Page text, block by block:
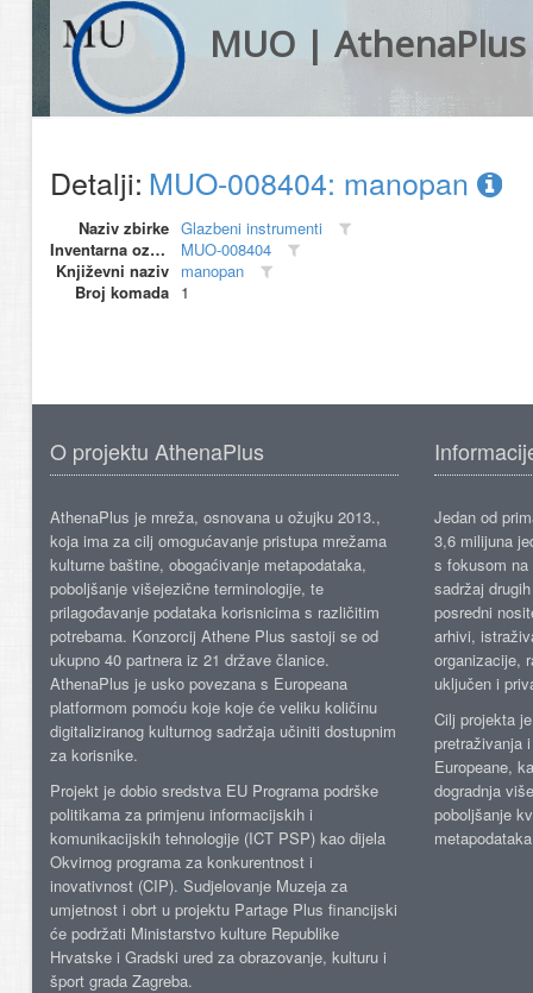
MUO | AthenaPlus
Detalji: MUO-008404: manopan
Naziv zbirke Glazbeni instrumenti
Inventarna oznaka
MUO-008404
Književni naziv manopan
Broj komada 1
O projektu AthenaPlus
AthenaPlus je mreža, osnovana u ožujku 2013.,
koja ima za cilj omogućavanje pristupa mrežama
kulturne baštine, obogaćivanje metapodataka,
poboljšanje višejezične terminologije, te
prilagođavanje podataka korisnicima s različitim
potrebama. Konzorcij Athene Plus sastoji se od
ukupno 40 partnera iz 21 države članice.
AthenaPlus je usko povezana s Europeana
platformom pomoću koje koje će veliku količinu
digitaliziranog kulturnog sadržaja učiniti dostupnim
za korisnike.
Projekt je dobio sredstva EU Programa podrške
politikama za primjenu informacijskih i
komunikacijskih tehnologije (ICT PSP) kao dijela
Okvirnog programa za konkurentnost i
inovativnost (CIP). Sudjelovanje Muzeja za
umjetnost i obrt u projektu Partage Plus financijski
će podržati Ministarstvo kulture Republike
Hrvatske i Gradski ured za obrazovanje, kulturu i
šport grada Zagreba.
Jedan od
3,6 milijuna
s fokusom
sadržaj
posredni
arhivi,
organizacije,
uključen i
Cilj projekta
pretraživanja
Europeane,
dogradnja
poboljšanje